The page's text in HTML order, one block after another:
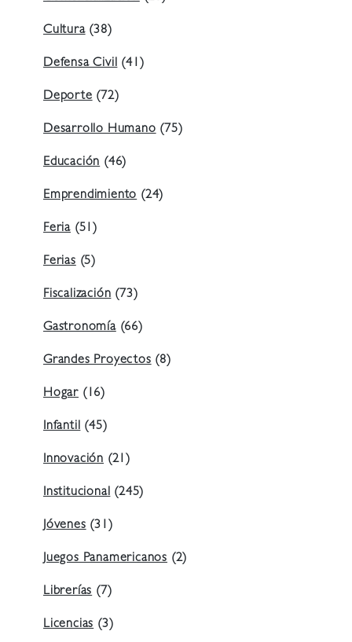
Cultura(38)
Defensa Civil(41)
Deporte(72)
Desarrollo Humano(75)
Educación(46)
Emprendimiento(24)
Feria (51)
Ferias(5)
Fiscalización(73)
Gastronomía(66)
Grandes Proyectos(8)
Hogar (16)
Infantil(45)
Innovación (21)
Institucional(245)
Jóvenes(31)
Juegos Panamericanos (2)
Librerías(7)
Licencias(3)